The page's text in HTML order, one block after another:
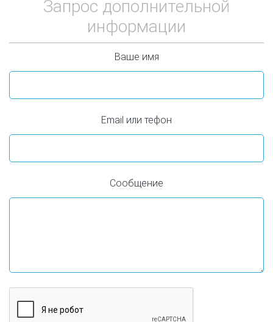
Запрос дополнительной
информации
Ваше имя
Email или тефон
Сообщение